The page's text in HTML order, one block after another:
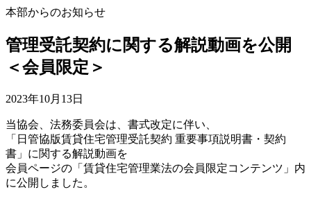
本部からのお知らせ
管理受託契約に関する解説動画を公開
＜会員限定＞
2023年10月13日
当協会、法務委員会は、書式改定に伴い、
「日管協版賃貸住宅管理受託契約 重要事項説明書・契約
書」に関する解説動画を
会員ページの「賃貸住宅管理業法の会員限定コンテンツ」内
に公開しました。